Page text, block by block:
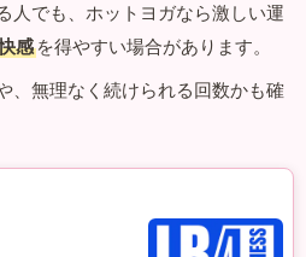
人でも、ホットヨガなら激しい運
感 を得やすい場合があります。
、無理なく続けられる回数かも確